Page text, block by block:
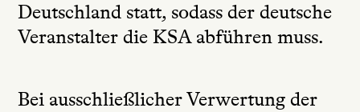
Deutschland statt, sodass der deutsche
Veranstalter die KSA abführen muss.
Bei ausschließlicher Verwertung der